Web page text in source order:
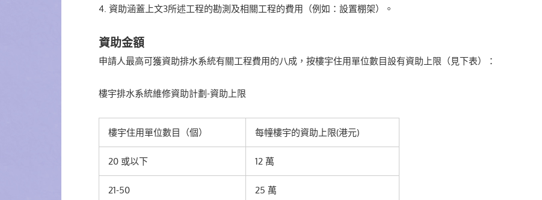
4. 資助涵蓋上文3所述工程的勘測及相關工程的費用（例如：設置棚架）。
資助金額
申請人最高可獲資助排水系統有關工程費用的八成，按樓宇住用單位數目設有資助上限（見下表）：
樓宇排水系統維修資助計劃-資助上限
樓宇住用單位數目（個） 每幢樓宇的資助上限(港元)
20 或以下 12 萬
21-50 25 萬